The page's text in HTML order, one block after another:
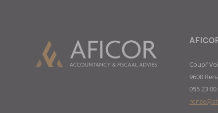
Coupl’
9600
055 23 00